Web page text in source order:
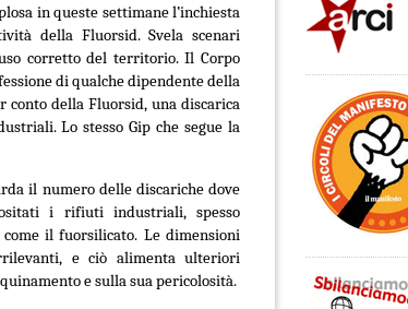
in queste settimane l’inchiesta
della Fluorsid. Svela scenari
corretto del territorio. Il Corpo
di qualche dipendente della
conto della Fluorsid, una discarica
Lo stesso Gip che segue la
il numero delle discariche dove
i rifiuti industriali, spesso
il fuorsilicato. Le dimensioni
e ciò alimenta ulteriori
e sulla sua pericolosità.